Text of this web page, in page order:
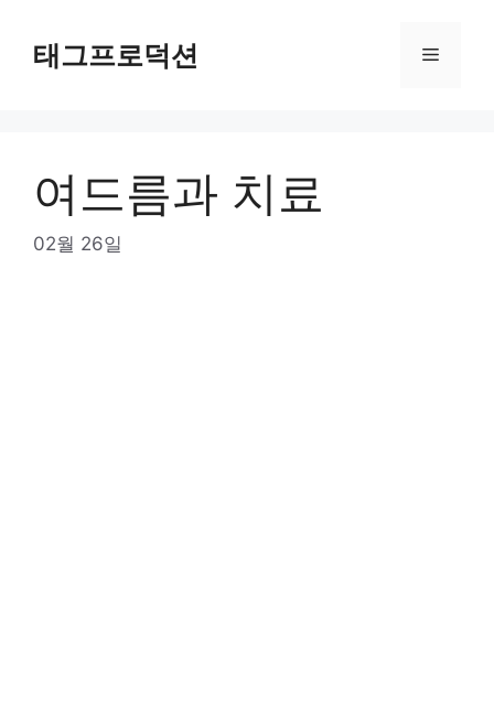
content태그프로덕션 Menu
여드름과 치료
02월 26일